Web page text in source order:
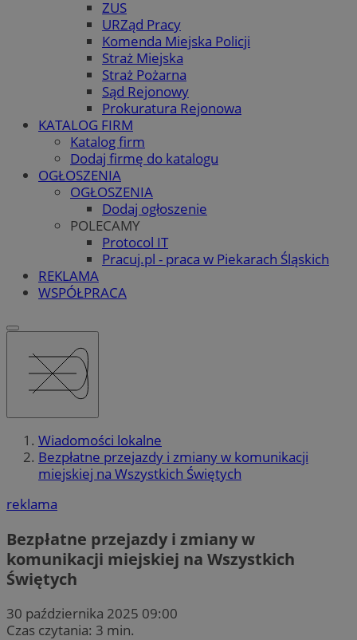
ZUS
URZąd Pracy
Komenda Miejska Policji
Straż Miejska
Straż Pożarna
Sąd Rejonowy
Prokuratura Rejonowa
KATALOG FIRM
Katalog firm
Dodaj firmę do katalogu
OGŁOSZENIA
OGŁOSZENIA
Dodaj ogłoszenie
POLECAMY
Protocol IT
Pracuj.pl - praca w Piekarach Śląskich
REKLAMA
WSPÓŁPRACA
Wiadomości lokalne
Bezpłatne przejazdy i zmiany w komunikacji
miejskiej na Wszystkich Świętych
reklama
Bezpłatne przejazdy i zmiany w
komunikacji miejskiej na Wszystkich
Świętych
30 października 2025 09:00
Czas czytania: 3 min.